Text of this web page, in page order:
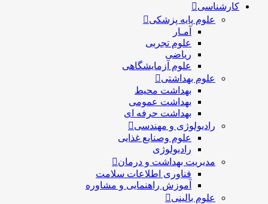
کارشناسی
علوم پایه پزشکی
آمـار
علوم تجربی
ریاضی
علوم آزمایشگاهی
علوم بهداشتی
بهداشت محیط
بهداشت عمومی
بهداشت حرفه ای
رادیولوژی و مهندسی
علوم وصنایع غذایی
رادیولوژی
مدیریت بهداشت و درمان
فناوری اطلاعات سلامت
آموزش راهنمایی و مشاوره
علوم بالینی